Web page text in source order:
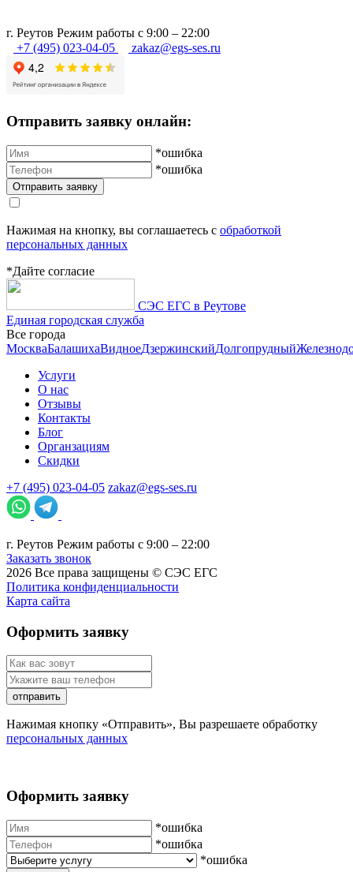
г. Реутов Режим работы с 9:00 – 22:00
+7 (495) 023-04-05
zakaz@egs-ses.ru
Отправить заявку онлайн:
*ошибка
*ошибка
Нажимая на кнопку, вы соглашаетесь с обработкой
персональных данных
*Дайте согласие
СЭС ЕГС в Реутове
Единая городская служба
Все города
МоскваБалашихаВидноеДзержинскийДолгопрудный
Услуги
О нас
Отзывы
Контакты
Блог
Органзациям
Скидки
+7 (495) 023-04-05 zakaz@egs-ses.ru
г. Реутов Режим работы с 9:00 – 22:00
Заказать звонок
2026 Все права защищены © СЭС ЕГС
Политика конфиденциальности
Карта сайта
Оформить заявку
отправить
Нажимая кнопку «Отправить», Вы разрешаете обработку
персональных данных
Оформить заявку
*ошибка
*ошибка
*ошибка